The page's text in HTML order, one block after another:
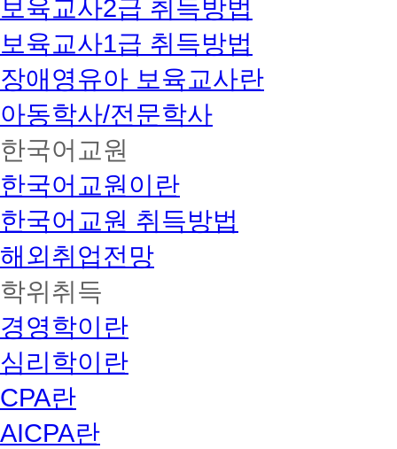
보육교사2급 취득방법
보육교사1급 취득방법
장애영유아 보육교사란
아동학사/전문학사
한국어교원
한국어교원이란
한국어교원 취득방법
해외취업전망
학위취득
경영학이란
심리학이란
CPA란
AICPA란